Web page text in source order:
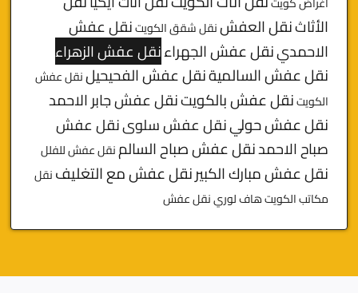
الأثاثنقل العفشنقل شقق الكويتنقل عفش
الاحمدينقل عفش الجهراءنقل عفش الزهراء
نقل عفش السالميةنقل عفش الفحيحيلنقل عفش
الكويتنقل عفش بالكويتنقل عفش جابر الاحمد
نقل عفش حولينقل عفش سلوىنقل عفش
صباح الاحمدنقل عفش صباح السالمنقل عفش للفلل
نقل عفش مبارك الكبيرنقل عفش مع التغليفنقل
مكاتب الكويتهاف لوري نقل عفش